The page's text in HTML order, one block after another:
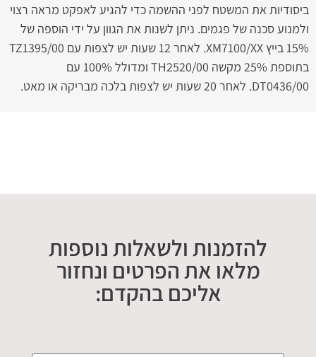
ביסודיות את המשטח לפני ההשמה כדי להגיע לאפקט מראה רצוי
ולמנוע סכנה של פגמים. ניתן לשנות את הגוון על ידי הוספה של
15% בייץ XM7100/XX. לאחר 12 שעות יש לצפות עם TZ1395/00
בתוספת 25% מקשה TH2520/00 ומדולל 100% עם
DT0436/00. לאחר 20 שעות יש לצפות בלכה מבריקה או מאט.
להזמנות ולשאלות נוספות
מלאו את הפרטים ונחזור
אליכם בהקדם: